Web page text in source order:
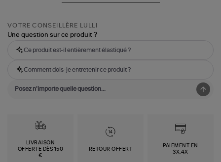
VOTRE CONSEILLÈRE LULLI
Une question sur ce produit ?
Ce produit est-il entièrement élastiqué ?
Comment dois-je entretenir ce produit ?
LIVRAISON
OFFERTE DÈS 150
€
RETOUR OFFERT
PAIEMENT EN
3X,4X